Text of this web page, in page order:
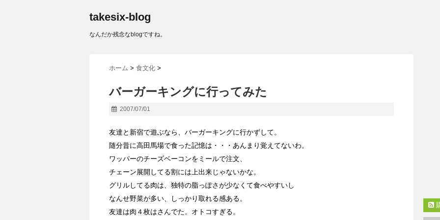
takesix-blog
なんだか残念なblogですね。
ホーム > 食文化 >
バーガーキングに行ってみた
2007/07/01
友達と新宿で遊ぶなら、バーガーキングに行かずして。
随分昔に高田馬場で食った記憶は・・・あんまり覚えてないわ。
ワッパーのチーズベーコンをミールで注文、
チェーン展開してる割には上出来じゃないかな。
グリルしてる肉は、独特の脂っぽさが少なくて食べやすいし
なんせ野菜が多い、しっかり取れる感ある。
友達は肉４枚はさんでた。オトコすぎる。